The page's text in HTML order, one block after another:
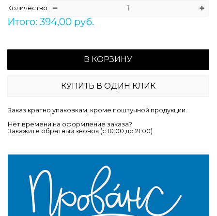
Количество
Итого: 394,00 руб.
В КОРЗИНУ
КУПИТЬ В ОДИН КЛИК
Заказ кратно упаковкам, кроме поштучной продукции.
Нет времени на оформление заказа?
Закажите обратный звонок (c 10:00 до 21:00)